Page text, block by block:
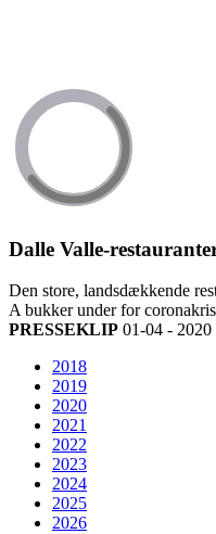
Dalle Valle-
Den store, landsdækkende
A bukker under for
PRESSEKLIP 01-04 - 2020
2018
2019
2020
2021
2022
2023
2024
2025
2026